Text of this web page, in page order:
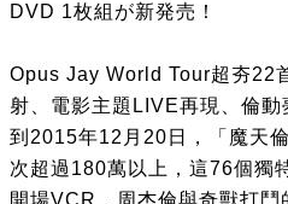
DVD 1枚組が新発売！
Opus Jay World Tour超夯22
射、電影主題LIVE再現、倫
到2015年12月20日，「魔天
次超過180萬以上，這76個獨
開場VCR，周杰倫與奇獸打